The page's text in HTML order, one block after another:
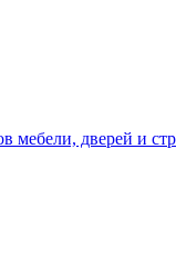
мебели, дверей и